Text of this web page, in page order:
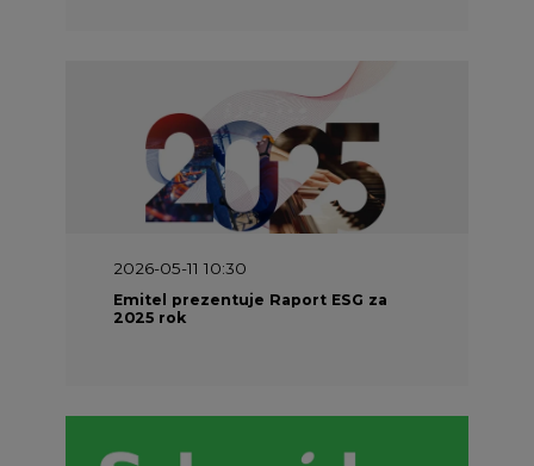
2026-05-11 10:30
Emitel prezentuje Raport ESG za
2025 rok